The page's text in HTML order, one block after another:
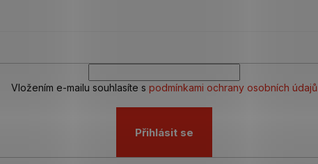
Vložením e-mailu souhlasíte s podmínkami ochrany osobních údajů
Přihlásit se